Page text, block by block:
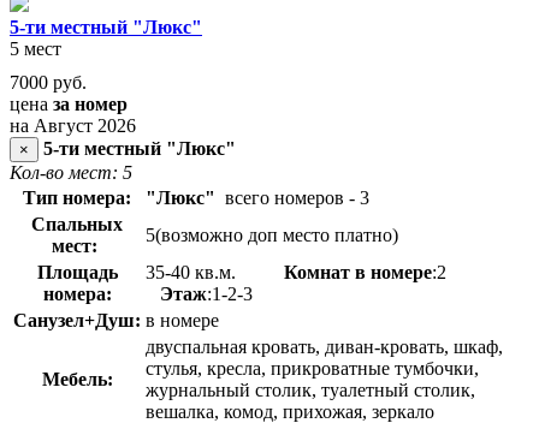
5-ти местный "Люкс"
5 мест
7000 руб.
цена за номер
на Август 2026
×
5-ти местный "Люкс"
Кол-во мест: 5
Тип номера:
"Люкс" всего номеров - 3
Спальных
мест:
5(возможно доп место платно)
Площадь
номера:
35-40 кв.м. Комнат в номере:2
Этаж:1-2-3
Санузел+Душ: в номере
Мебель:
двуспальная кровать, диван-кровать, шкаф,
стулья, кресла, прикроватные тумбочки,
журнальный столик, туалетный столик,
вешалка, комод, прихожая, зеркало